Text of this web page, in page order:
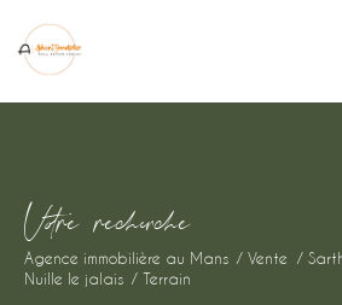
Vore recece
Agence immobilière au Mans Vente
Nuille le jalais
Terrain
Effectuer une
et trouver le bien qui
critères